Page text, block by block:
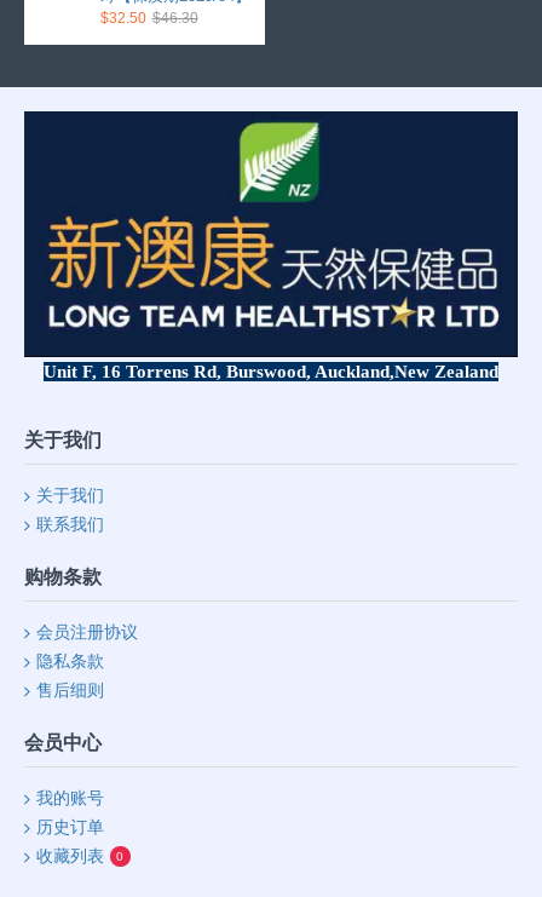
$32.50 $46.30
Unit F, 16 Torrens Rd, Burswood, Auckland,New Zealand
关于我们
关于我们
联系我们
购物条款
会员注册协议
隐私条款
售后细则
会员中心
我的账号
历史订单
收藏列表
0